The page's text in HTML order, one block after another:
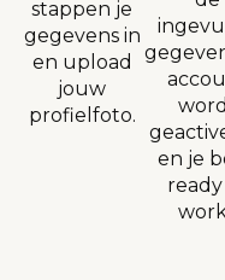
stappen je
gegevens in
en upload
jouw
profielfoto.
en je